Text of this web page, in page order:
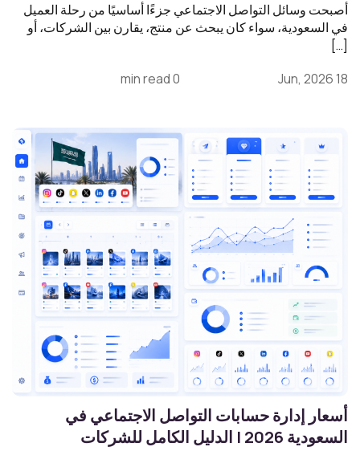
أصبحت وسائل التواصل الاجتماعي جزءًا أساسيًا من رحلة العميل
في السعودية، سواء كان يبحث عن منتج، يقارن بين الشركات، أو
[…]
18 Jun, 2026
0 min read
أسعار إدارة حسابات التواصل الاجتماعي في
السعودية 2026 | الدليل الكامل للشركات